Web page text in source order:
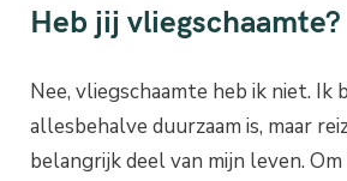
Heb jij vliegschaamte?
Nee, vliegschaamte heb ik niet. Ik
allesbehalve duurzaam is, maar
belangrijk deel van mijn leven.